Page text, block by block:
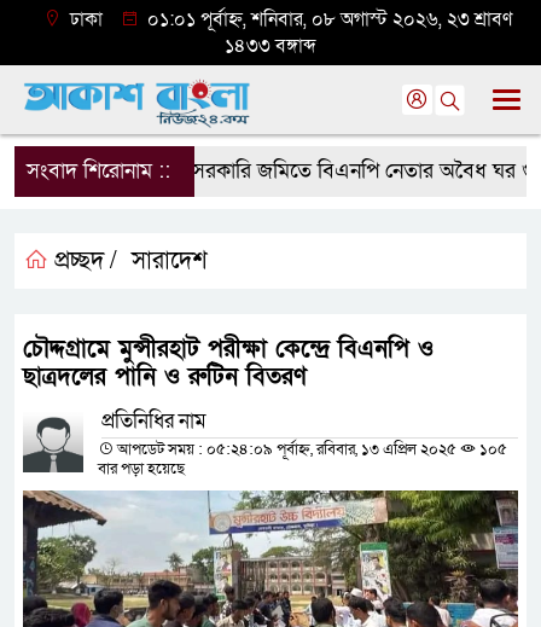
ঢাকা
০১:০১ পূর্বাহ্ন, শনিবার, ০৮ অগাস্ট ২০২৬, ২৩ শ্রাবণ
১৪৩৩ বঙ্গাব্দ
সংবাদ শিরোনাম ::সরকারি জমিতে বিএনপি নেতার অবৈধ ঘর
প্রচ্ছদ / সারাদেশ
চৌদ্দগ্রামে মুন্সীরহাট পরীক্ষা কেন্দ্রে বিএনপি ও
ছাত্রদলের পানি ও রুটিন বিতরণ
প্রতিনিধির নাম
আপডেট সময় : ০৫:২৪:০৯ পূর্বাহ্ন, রবিবার, ১৩ এপ্রিল ২০২৫
১০৫
বার পড়া হয়েছে